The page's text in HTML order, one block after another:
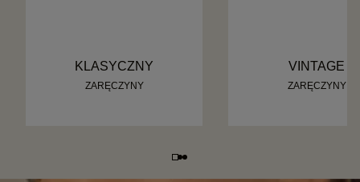
KLASYCZNY
ZARĘCZYNY
VINTAGE
ZARĘCZYNY